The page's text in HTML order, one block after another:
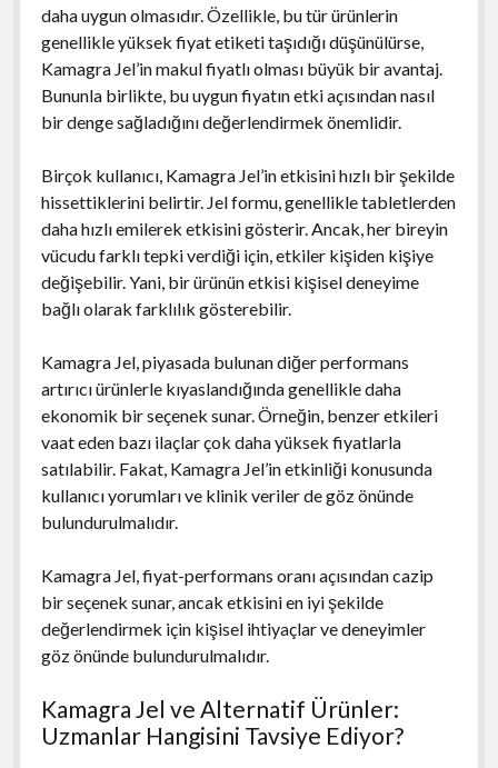
daha uygun olmasıdır. Özellikle, bu tür ürünlerin
genellikle yüksek fiyat etiketi taşıdığı düşünülürse,
Kamagra Jel’in makul fiyatlı olması büyük bir avantaj.
Bununla birlikte, bu uygun fiyatın etki açısından nasıl
bir denge sağladığını değerlendirmek önemlidir.
Birçok kullanıcı, Kamagra Jel’in etkisini hızlı bir şekilde
hissettiklerini belirtir. Jel formu, genellikle tabletlerden
daha hızlı emilerek etkisini gösterir. Ancak, her bireyin
vücudu farklı tepki verdiği için, etkiler kişiden kişiye
değişebilir. Yani, bir ürünün etkisi kişisel deneyime
bağlı olarak farklılık gösterebilir.
Kamagra Jel, piyasada bulunan diğer performans
artırıcı ürünlerle kıyaslandığında genellikle daha
ekonomik bir seçenek sunar. Örneğin, benzer etkileri
vaat eden bazı ilaçlar çok daha yüksek fiyatlarla
satılabilir. Fakat, Kamagra Jel’in etkinliği konusunda
kullanıcı yorumları ve klinik veriler de göz önünde
bulundurulmalıdır.
Kamagra Jel, fiyat-performans oranı açısından cazip
bir seçenek sunar, ancak etkisini en iyi şekilde
değerlendirmek için kişisel ihtiyaçlar ve deneyimler
göz önünde bulundurulmalıdır.
Kamagra Jel ve Alternatif Ürünler:
Uzmanlar Hangisini Tavsiye Ediyor?